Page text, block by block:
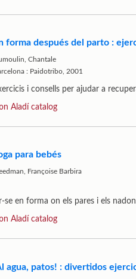
forma después del parto :
Chantale
: Paidotribo, 2001
i consells per ajudar a
Aladí catalog
para bebés
Françoise Barbira
se en forma on els pares i els
Aladí catalog
agua, patos! : divertidos